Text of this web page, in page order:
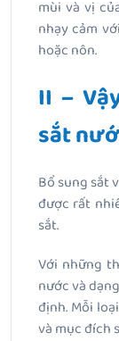
mùi và vị
nhạy cảm
hoặc nôn.
II –
sắt
Bổ sung sắt
được rất
sắt.
Với những
nước và
định. Mỗi
và mục đích